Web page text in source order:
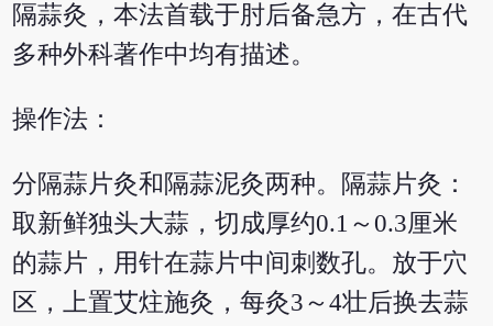
隔蒜灸，本法首载于肘后备急方，在古代
多种外科著作中均有描述。
操作法：
分隔蒜片灸和隔蒜泥灸两种。隔蒜片灸：
取新鲜独头大蒜，切成厚约0.1～0.3厘米
的蒜片，用针在蒜片中间刺数孔。放于穴
区，上置艾炷施灸，每灸3～4壮后换去蒜